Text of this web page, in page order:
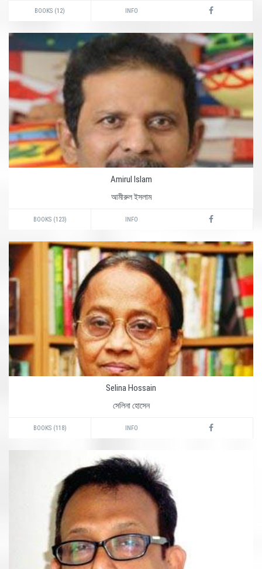
BOOKS (12) INFO
Amirul Islam
আমীরুল ইসলাম
BOOKS (123) INFO
Selina Hossain
সেলিনা হোসেন
BOOKS (118) INFO